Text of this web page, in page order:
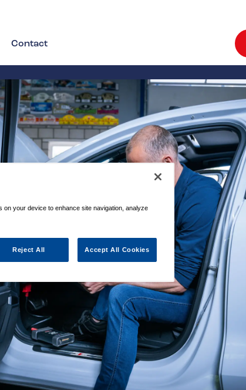
Contact
on your device to enhance site navigation, analyze
Reject All Accept All Cookies